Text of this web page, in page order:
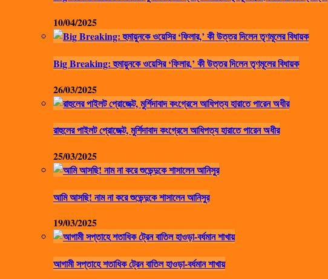
10/04/2025
Big Breaking: হুমায়ুনকে ওয়েসির ‘ফিলার,’ কী উত্তর দিলেন তৃণমূলের বিধায়ক
26/03/2025
রাহুলের পাইলট প্রোজেক্ট, মুর্শিদাবাদ কংগ্রেসে আধিপত্য হারাতে পারেন অধীর
25/03/2025
আমি আসছি! নাম না করে শুভেন্দুকে শাসালেন আনিসুর
19/03/2025
আগামী সপ্তাহে শতাধিক ট্রেন বাতিল হাওড়া-বর্ধমান শাখায়